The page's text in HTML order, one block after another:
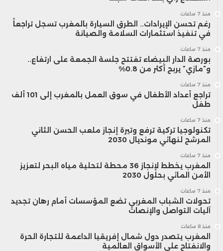
منذ 7 ساعات
رغم تحسن الإيرادات.. الطرق السيارة بالمغرب تسجل تراجعاً
في تنفيذ استثمارات السلامة والصيانة
منذ 7 ساعات
بورصة الدار البيضاء تفتتح جلسة الجمعة على ارتفاع..
و”مازي” يربح أكثر من 0.8%
منذ 7 ساعات
تراجع أعداد الأطفال في سوق العمل بالمغرب إلى 101 ألف
طفل
منذ 7 ساعات
تكنولوجيا تركية ترفع وتيرة إنجاز ملعب الحسن الثاني
المرشح لنهائي مونديال 2030
منذ 7 ساعات
المغرب يخطط لإنجاز 36 محطة لتحلية مياه البحر لتعزيز
الأمن المائي بحلول 2030
منذ 7 ساعات
تحولات الشباب المغربي تضع المؤسسات أمام رهان تجديد
آليات التواصل والإنصات
منذ 8 ساعات
المغرب يتصدر دول شمال إفريقيا الداعمة للتجارة الحرة
والانفتاح على الأسواق العالمية